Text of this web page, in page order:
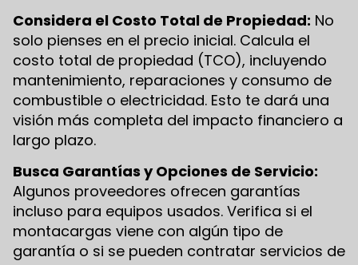
Considera el Costo Total de Propiedad: No
solo pienses en el precio inicial. Calcula el
costo total de propiedad (TCO), incluyendo
mantenimiento, reparaciones y consumo de
combustible o electricidad. Esto te dará una
visión más completa del impacto financiero a
largo plazo.
Busca Garantías y Opciones de Servicio:
Algunos proveedores ofrecen garantías
incluso para equipos usados. Verifica si el
montacargas viene con algún tipo de
garantía o si se pueden contratar servicios de